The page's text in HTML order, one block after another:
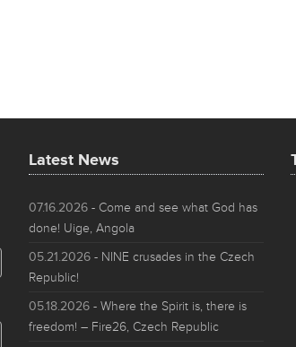
Latest News
07.16.2026 - Come and see what God has
done! Uige, Angola
05.21.2026 - NINE crusades in the Czech
Republic!
05.18.2026 - Where the Spirit is, there is
freedom! – Fire26, Czech Republic